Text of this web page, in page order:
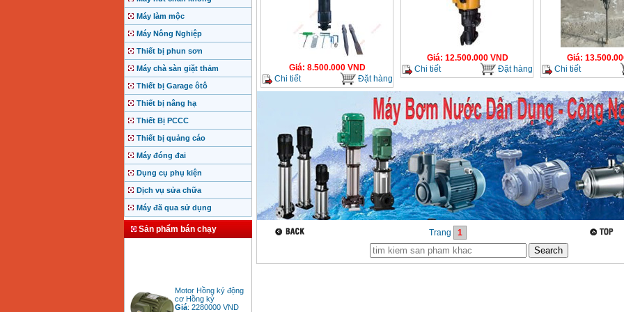
Máy làm mộc
Máy Nông Nghiệp
Thiết bị phun sơn
Máy chà sàn giặt thảm
Thiết bị Garage ôtô
Thiết bị nâng hạ
Thiết Bị PCCC
Thiết bị quảng cáo
Máy đóng đai
Dụng cụ phụ kiện
Dịch vụ sửa chữa
Máy đã qua sử dụng
Sản phẩm bán chạy
Motor Hồng ký động
cơ Hồng ký
Giá:2280000
Giá: 8.500.000 VND
Chi tiết
Đặt hàng
Giá: 12.500.000VND
Chi tiết
Đặt hàng
Giá:
Chi tiết
Trang 1